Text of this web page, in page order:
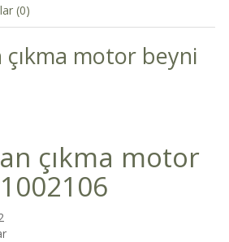
(0)
çıkma motor beyni
çıkma motor